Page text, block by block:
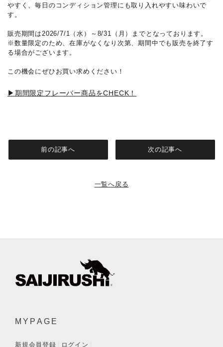
やすく、毎日のコンディション管理にも取り入れやすい味わいで
す。
販売期間は2026/7/1（水）～8/31（月）までとなっております。
※数量限定のため、在庫がなくなり次第、期間中でも販売を終了す
る場合がございます。
この機会にぜひお買い求めください！
▶期間限定フレーバー商品をCHECK！
前の記事へ
一覧へ戻る
次の記事へ
MYPAGE
新規会員登録 ログイン